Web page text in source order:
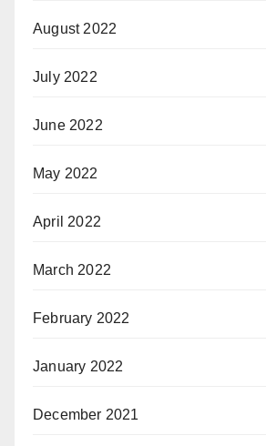
August 2022
July 2022
June 2022
May 2022
April 2022
March 2022
February 2022
January 2022
December 2021